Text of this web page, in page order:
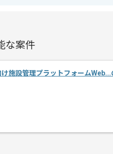
受注管理システムの開発に携わっ
用いた開発経験を活かしたい方
な案件
施設管理プラットフォーム